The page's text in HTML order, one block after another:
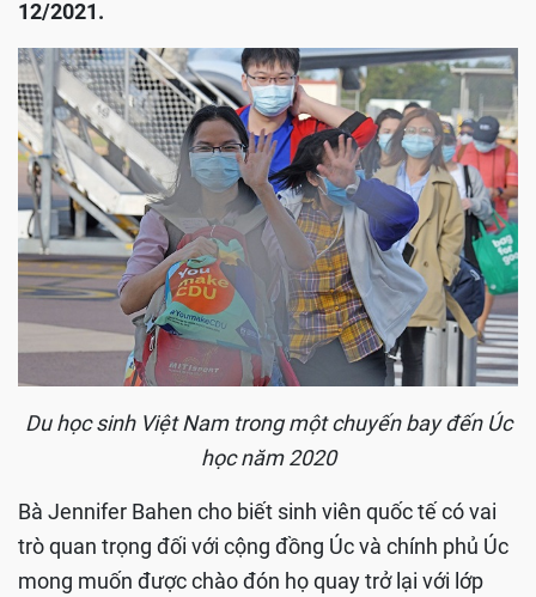
12/2021.
Du học sinh Việt Nam trong một chuyến bay đến Úc
học năm 2020
Bà Jennifer Bahen cho biết sinh viên quốc tế có vai
trò quan trọng đối với cộng đồng Úc và chính phủ Úc
mong muốn được chào đón họ quay trở lại với lớp